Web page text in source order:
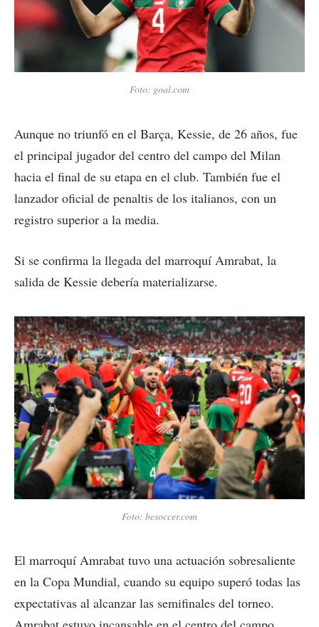
Foto: goal.com
Aunque no triunfó en el Barça, Kessie, de 26 años, fue
el principal jugador del centro del campo del Milan
hacia el final de su etapa en el club. También fue el
lanzador oficial de penaltis de los italianos, con un
registro superior a la media.
Si se confirma la llegada del marroquí Amrabat, la
salida de Kessie debería materializarse.
Foto: besoccer.com
El marroquí Amrabat tuvo una actuación sobresaliente
en la Copa Mundial, cuando su equipo superó todas las
expectativas al alcanzar las semifinales del torneo.